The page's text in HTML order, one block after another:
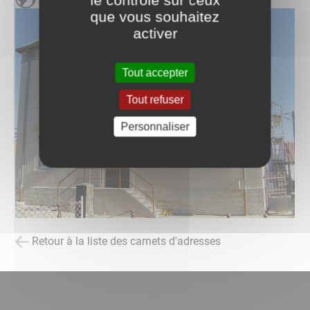
Retour à la liste des carnets d'adresses
que vous souhaitez
activer
Tout accepter
Tout refuser
Personnaliser